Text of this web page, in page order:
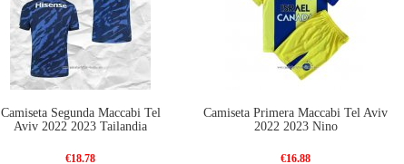
Camiseta Segunda Maccabi Tel
Aviv 2022 2023 Tailandia
€18.78
Camiseta Primera Maccabi Tel Aviv
2022 2023 Nino
€16.88